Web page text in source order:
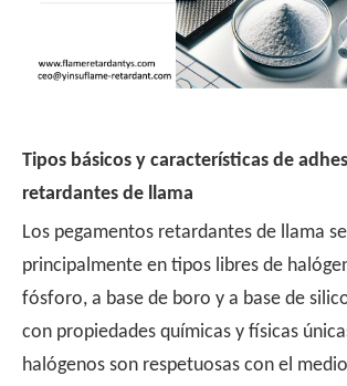
Tipos básicos y características de
retardantes de llama
Los pegamentos retardantes de llama
principalmente en tipos libres de
fósforo, a base de boro y a base de
con propiedades químicas y físicas
halógenos son respetuosas con el